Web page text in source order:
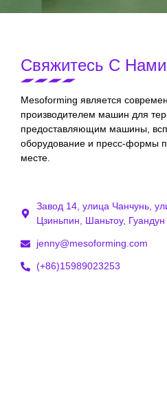
Свяжитесь С Нами
Mesoforming является
производителем машин для
предоставляющим машины,
оборудование и пресс-формы
месте.
Завод 14, улица Чанчунь,
Цзиньпин, Шаньтоу, Гуандун
jenny@mesoforming.com
(+86)15989023253